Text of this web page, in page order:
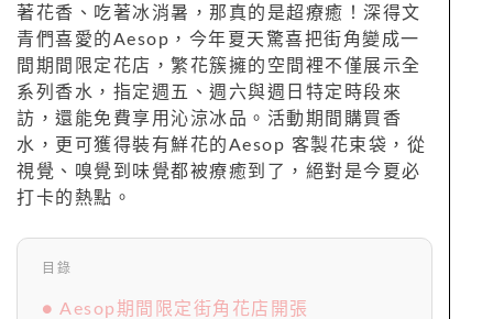
著花香、吃著冰消暑，那真的是超療癒！深得文
青們喜愛的Aesop，今年夏天驚喜把街角變成一
間期間限定花店，繁花簇擁的空間裡不僅展示全
系列香水，指定週五、週六與週日特定時段來
訪，還能免費享用沁涼冰品。活動期間購買香
水，更可獲得裝有鮮花的Aesop 客製花束袋，從
視覺、嗅覺到味覺都被療癒到了，絕對是今夏必
打卡的熱點。
目錄
● Aesop期間限定街角花店開張